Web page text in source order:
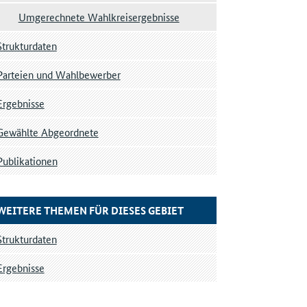
Umgerechnete Wahlkreisergebnisse
und Wahlbewerber
Abgeordnete
THEMEN FÜR DIESES GEBIET